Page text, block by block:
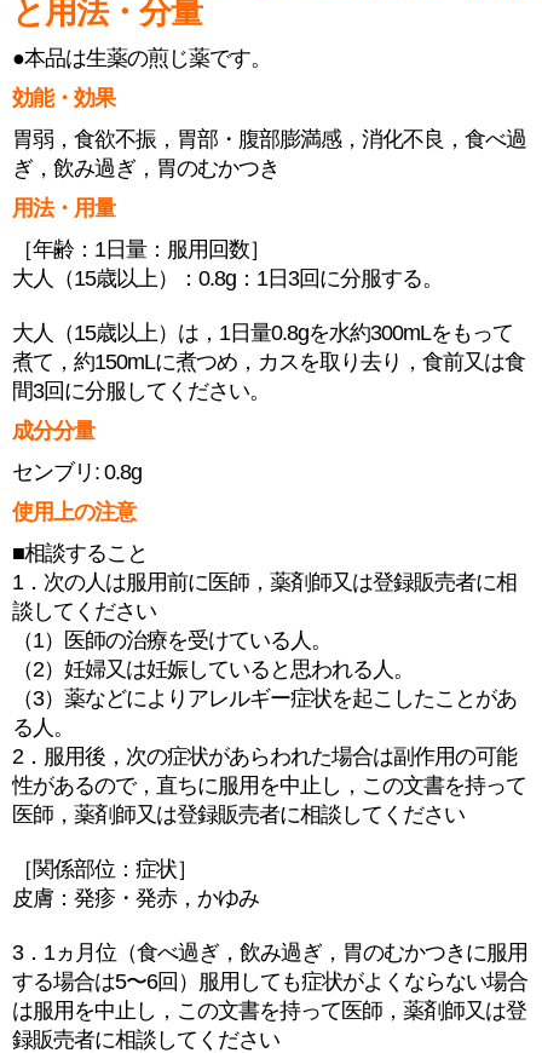
と用法・分量
●本品は生薬の煎じ薬です。
効能・効果
胃弱，食欲不振，胃部・腹部膨満感，消化不良，食べ過
ぎ，飲み過ぎ，胃のむかつき
用法・用量
［年齢：1日量：服用回数］
大人（15歳以上）：0.8g：1日3回に分服する。
大人（15歳以上）は，1日量0.8gを水約300mLをもって
煮て，約150mLに煮つめ，カスを取り去り，食前又は食
間3回に分服してください。
成分分量
センブリ: 0.8g
使用上の注意
■相談すること
1．次の人は服用前に医師，薬剤師又は登録販売者に相
談してください
（1）医師の治療を受けている人。
（2）妊婦又は妊娠していると思われる人。
（3）薬などによりアレルギー症状を起こしたことがあ
る人。
2．服用後，次の症状があらわれた場合は副作用の可能
性があるので，直ちに服用を中止し，この文書を持って
医師，薬剤師又は登録販売者に相談してください
［関係部位：症状］
皮膚：発疹・発赤，かゆみ
3．1ヵ月位（食べ過ぎ，飲み過ぎ，胃のむかつきに服用
する場合は5〜6回）服用しても症状がよくならない場合
は服用を中止し，この文書を持って医師，薬剤師又は登
録販売者に相談してください